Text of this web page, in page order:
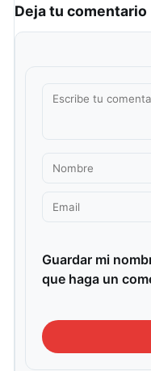
Deja tu comentario
Guardar mi
que haga un